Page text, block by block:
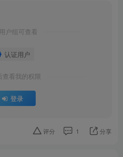
户组可查看
认证用户
查看我的权限
登录
评分 1 分享